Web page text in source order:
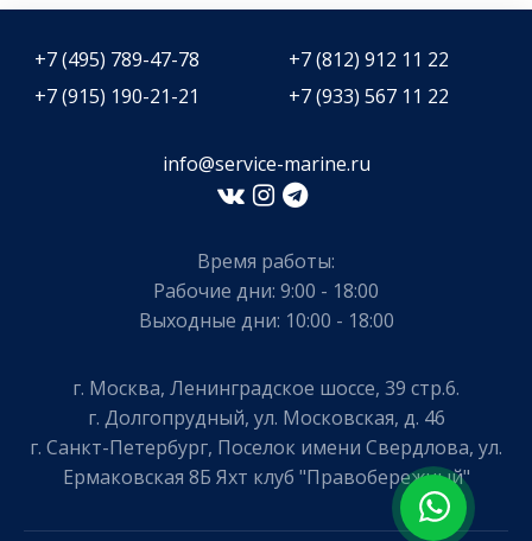
+7 (495) 789-47-78
+7 (812) 912 11 22
+7 (915) 190-21-21
+7 (933) 567 11 22
info@service-marine.ru​​
Время работы:
Рабочие дни: 9:00 - 18:00
Выходные дни: 10:00 - 18:00
г. Москва, Ленинградское шоссе, 39 стр.6.
г. Долгопрудный, ул. Московская, д. 46
г. Санкт-Петербург, Поселок имени Свердлова, ул.
Ермаковская 8Б Яхт клуб "Правобережный"